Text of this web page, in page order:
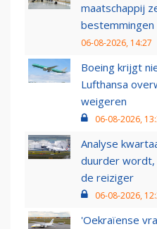
maatschappij
bestemmingen
06-08-2026, 14:27
Boeing krijgt
Lufthansa
weigeren
06-08-2026,
Analyse
duurder
de reiziger
06-08-2026,
'Oekraïense